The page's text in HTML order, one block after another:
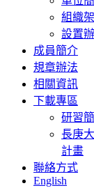
組織
設置
成員簡介
規章辦法
相關資訊
下載專區
研習
長庚
計畫
聯絡方式
English